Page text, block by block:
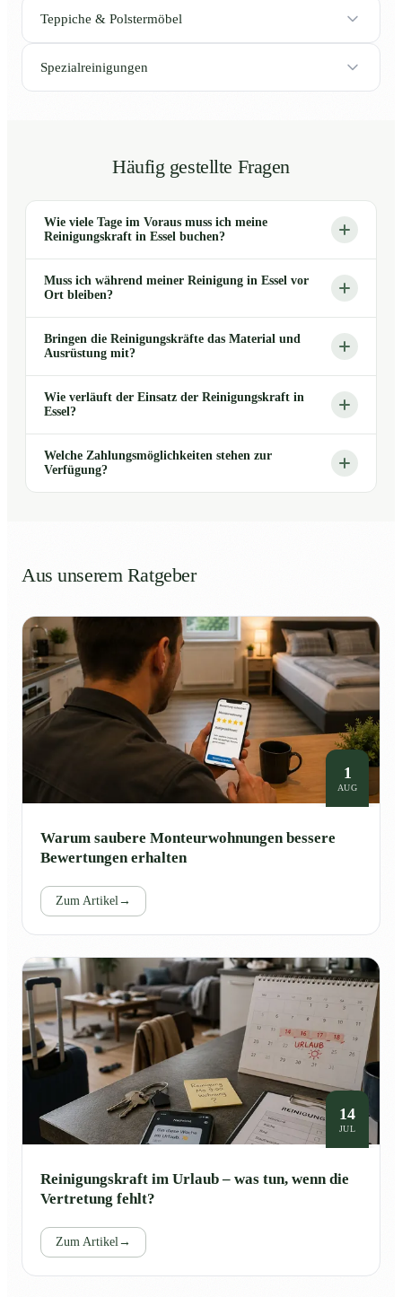
Teppiche & Polstermöbel
Spezialreinigungen
Häufig gestellte Fragen
Wie viele Tage im Voraus muss ich meine
Reinigungskraft in Essel buchen?
Muss ich während meiner Reinigung in Essel vor
Ort bleiben?
Bringen die Reinigungskräfte das Material und
Ausrüstung mit?
Wie verläuft der Einsatz der Reinigungskraft in
Essel?
Welche Zahlungsmöglichkeiten stehen zur
Verfügung?
Aus unserem Ratgeber
1
AUG
Warum saubere Monteurwohnungen bessere
Bewertungen erhalten
Zum Artikel→
14
JUL
Reinigungskraft im Urlaub – was tun, wenn die
Vertretung fehlt?
Zum Artikel→